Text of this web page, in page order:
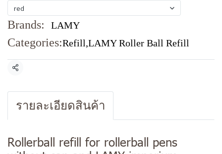
red
Brands: LAMY
Categories:Refill,LAMY Roller Ball Refill
Share
รายละเอียดสินค้า
Rollerball refill for rollerball pens